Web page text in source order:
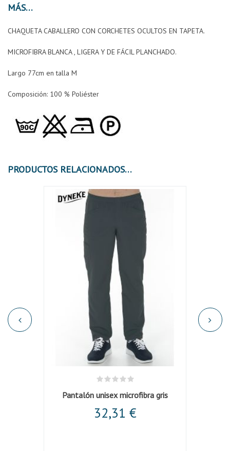
MÁS
CHAQUETA CABALLERO CON CORCHETES OCULTOS EN TAPETA.
MICROFIBRA BLANCA , LIGERA Y DE FÁCIL PLANCHADO.
Largo 77cm en talla M
Composición: 100 % Poliéster
PRODUCTOS RELACIONADOS
Pantalón unisex microfibra gris
32,31 €